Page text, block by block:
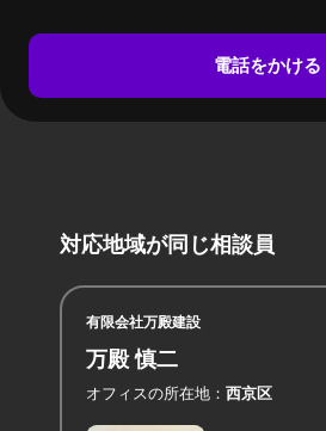
電話をかける
対応地域が同じ相談員
有限会社万殿建設
万殿 慎二
オフィスの所在地 西京区